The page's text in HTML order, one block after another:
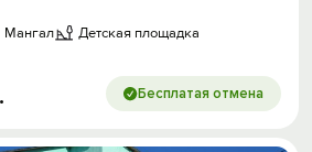
Мангал Детская площадка
Бесплатая отмена